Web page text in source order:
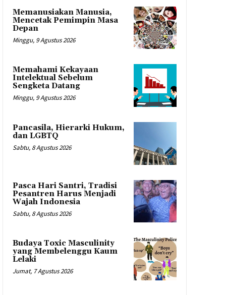
Memanusiakan Manusia,
Mencetak Pemimpin Masa
Depan
Minggu, 9 Agustus 2026
Memahami Kekayaan
Intelektual Sebelum
Sengketa Datang
Minggu, 9 Agustus 2026
Pancasila, Hierarki Hukum,
dan LGBTQ
Sabtu, 8 Agustus 2026
Pasca Hari Santri, Tradisi
Pesantren Harus Menjadi
Wajah Indonesia
Sabtu, 8 Agustus 2026
Budaya Toxic Masculinity
yang Membelenggu Kaum
Lelaki
Jumat, 7 Agustus 2026